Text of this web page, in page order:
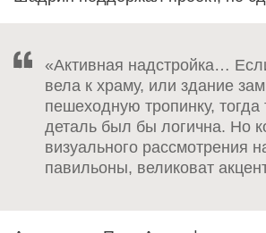
«Активная надстройка…
вела к храму, или здание
пешеходную тропинку,
деталь был бы логична. Но
визуального рассмотрения
павильоны, великоват